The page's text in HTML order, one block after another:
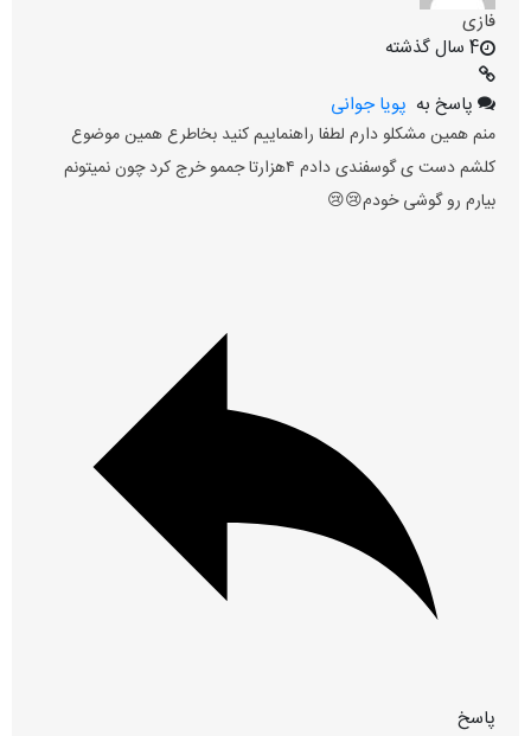
فازی
4 سال گذشته
پاسخ به پویا جوانی
منم همین مشکلو دارم لطفا راهنماییم کنید بخاطرع همین موضوع
کلشم دست ی گوسفندی دادم ۴هزارتا جممو خرج کرد چون نمیتونم
بیارم رو گوشی خودم😢😢
پاسخ